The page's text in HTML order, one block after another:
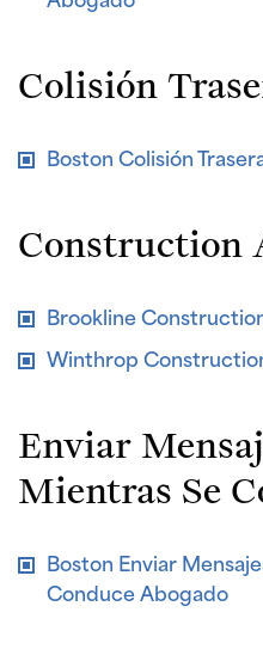
Colisión
Boston Colisión
Construction
Brookline
Winthrop
Enviar
Mientras Se
Boston Enviar
Conduce Abogado